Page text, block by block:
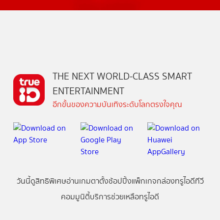
THE NEXT WORLD-CLASS SMART
ENTERTAINMENT
อีกขั้นของความบันเทิงระดับโลกตรงใจคุณ
วันนี้ดูสิทธิพิเศษอ่านเกมตาตั้งช้อปปิ้งแพ็กเกจกล่องทรูไอดีทีวี
คอมมูนิตี้บริการช่วยเหลือทรูไอดี